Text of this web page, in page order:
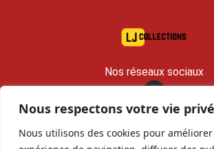
Nous respectons votre vie
Nous utilisons des cookies pour
Nos réseaux sociaux
contact@lj-
RCS 979 374 147